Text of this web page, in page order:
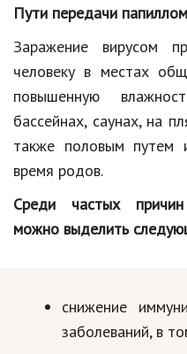
Психология и
Творчество и
Разное
Работа и бизнес
Животные
Праздники и
Семья и дети
Пути передачи
Заражение вирусом
человеку в местах
повышенную
бассейнах, саунах, на
также половым путем
время родов.
Среди частых причин
можно выделить
снижение
заболеваний, в